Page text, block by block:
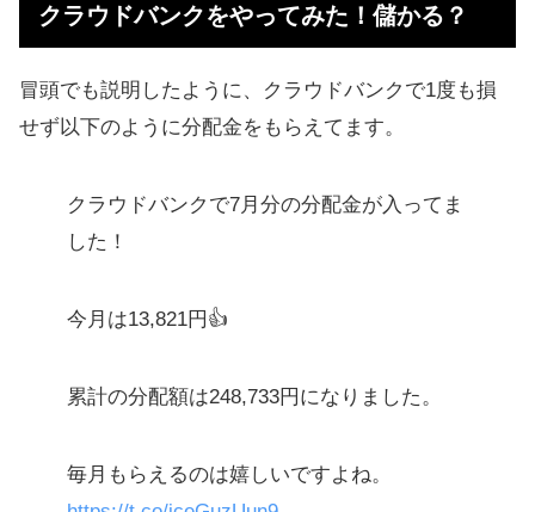
投資できるファンド一覧
クラウドバンクでおすすめのファン
ド
クラウドバンクの概要まとめ
ソーシャルレンディングのメリット
Q&A！クラウドバンクの疑問に回答
Funds（ファンズ）が登場
クラウドバンクをやってみた！儲かる？
冒頭でも説明したように、クラウドバンクで1度も損
せず以下のように分配金をもらえてます。
クラウドバンクで7月分の分配金が入ってま
した！
今月は13,821円👍
累計の分配額は248,733円になりました。
毎月もらえるのは嬉しいですよね。